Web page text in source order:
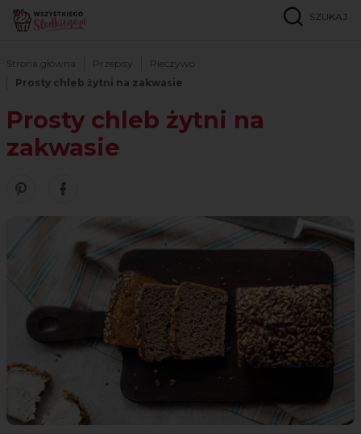
SZUKAJ
Strona główna Przepisy
Pieczywo
Prosty chleb żytni na zakwasie
Prosty chleb żytni na
zakwasie
Zobacz nasze piny w serwisie Pinterest
Udostępnij ten przepis w serwisie Facebook